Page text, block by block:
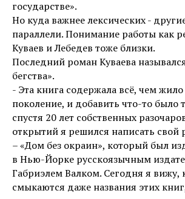
государстве».
Но куда важнее лексических -
параллели. Понимание работы как
Куваев и Лебедев тоже близки.
Последний роман Куваева
бегства».
- Эта книга содержала всё, чем
поколение, и добавить что-то было
спустя 20 лет собственных
открытий я решился написать свой
– «Дом без окраин», который был
в Нью-Йорке русскоязычным
Габриэлем Валком. Сегодня я вижу,
смыкаются даже названия этих